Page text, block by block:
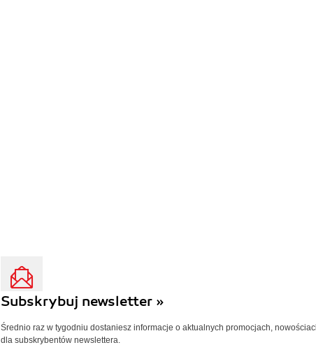
Subskrybuj newsletter »
Średnio raz w tygodniu dostaniesz informacje o aktualnych promocjach,
dla subskrybentów newslettera.